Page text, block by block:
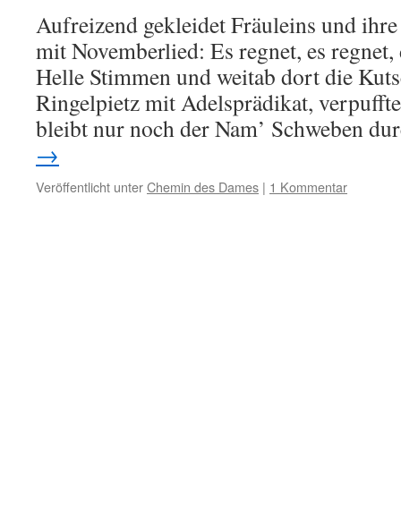
Aufreizend gekleidet Fräuleins und
mit Novemberlied: Es regnet, es
Helle Stimmen und weitab dort die
Ringelpietz mit Adelsprädikat,
bleibt nur noch der Nam’ Schweben
→
Veröffentlicht unterChemin des Dames | 1 Kommentar